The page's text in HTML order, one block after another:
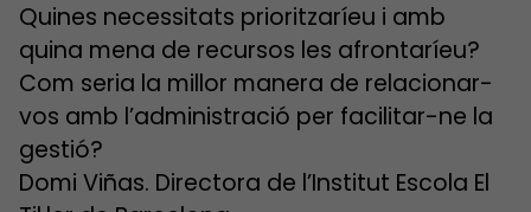
Quines necessitats prioritzaríeu i amb
quina mena de recursos les afrontaríeu?
Com seria la millor manera de relacionar-
vos amb l’administració per facilitar-ne la
gestió?
Domi Viñas. Directora de l’Institut Escola El